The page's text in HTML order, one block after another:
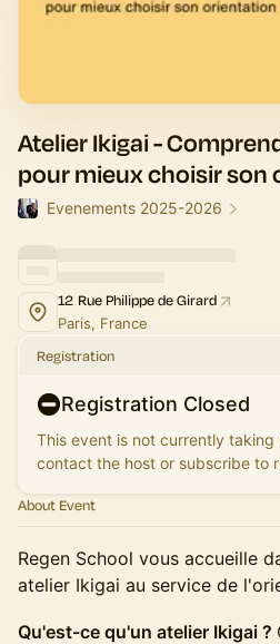
Atelier Ikigai -
pour mieux choisir son
Evenements 2025-2026
12 Rue Philippe de Girard
Paris, France
Registration
Registration Closed
This event is not currently taking
contact the host or subscribe to
About Event
Regen School vous accueille
atelier Ikigai au service de
Qu'est-ce qu'un atelier Ikigai ?